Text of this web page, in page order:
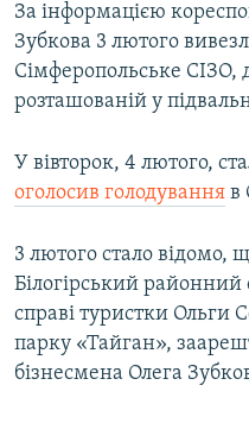
За інформацією
Зубкова 3 лютого
Сімферопольське СІЗО,
розташованій у
У вівторок, 4 лютого,
оголосив голодування в
3 лютого стало відомо,
Білогірський районний
справі туристки Ольги
парку «Тайган»,
бізнесмена Олега